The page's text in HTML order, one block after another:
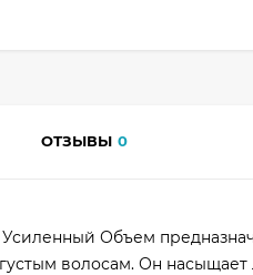
ОТЗЫВЫ 0
Объем
густым волосам. Он